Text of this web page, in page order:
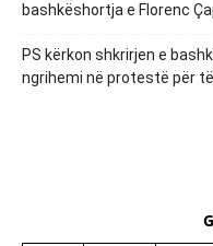
bashkëshortja e Florenc
PS kërkon shkrirjen e
ngrihemi në protestë për